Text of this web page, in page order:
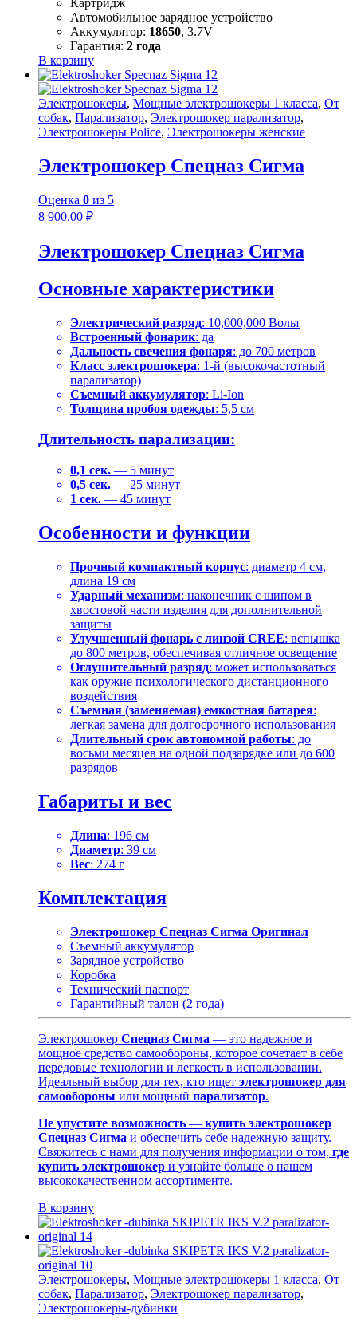
Картридж
Автомобильное зарядное устройство
Аккумулятор: 18650, 3.7V
Гарантия: 2 года
В корзину
Электрошокеры, Мощные электрошокеры 1 класса, От
собак, Парализатор, Электрошокер парализатор,
Электрошокеры Police, Электрошокеры женские
Электрошокер Спецназ Сигма
Оценка 0 из 5
8 900.00 ₽
Электрошокер Спецназ Сигма
Основные характеристики
Электрический разряд: 10,000,000 Вольт
Встроенный фонарик: да
Дальность свечения фонаря: до 700 метров
Класс электрошокера: 1-й (высокочастотный
парализатор)
Съемный аккумулятор: Li-Ion
Толщина пробоя одежды: 5,5 см
Длительность парализации:
0,1 сек. — 5 минут
0,5 сек. — 25 минут
1 сек. — 45 минут
Особенности и функции
Прочный компактный корпус: диаметр 4 см,
длина 19 см
Ударный механизм: наконечник с шипом в
хвостовой части изделия для дополнительной
защиты
Улучшенный фонарь с линзой CREE: вспышка
до 800 метров, обеспечивая отличное освещение
Оглушительный разряд: может использоваться
как оружие психологического дистанционного
воздействия
Съемная (заменяемая) емкостная батарея:
легкая замена для долгосрочного использования
Длительный срок автономной работы: до
восьми месяцев на одной подзарядке или до 600
разрядов
Габариты и вес
Длина: 196 см
Диаметр: 39 см
Вес: 274 г
Комплектация
Электрошокер Спецназ Сигма Оригинал
Съемный аккумулятор
Зарядное устройство
Коробка
Технический паспорт
Гарантийный талон (2 года)
Электрошокер Спецназ Сигма — это надежное и
мощное средство самообороны, которое сочетает в себе
передовые технологии и легкость в использовании.
Идеальный выбор для тех, кто ищет электрошокер для
самообороны или мощный парализатор.
Не упустите возможность — купить электрошокер
Спецназ Сигма и обеспечить себе надежную защиту.
Свяжитесь с нами для получения информации о том, где
купить электрошокер и узнайте больше о нашем
высококачественном ассортименте.
В корзину
Электрошокеры, Мощные электрошокеры 1 класса, От
собак, Парализатор, Электрошокер парализатор,
Электрошокеры-дубинки